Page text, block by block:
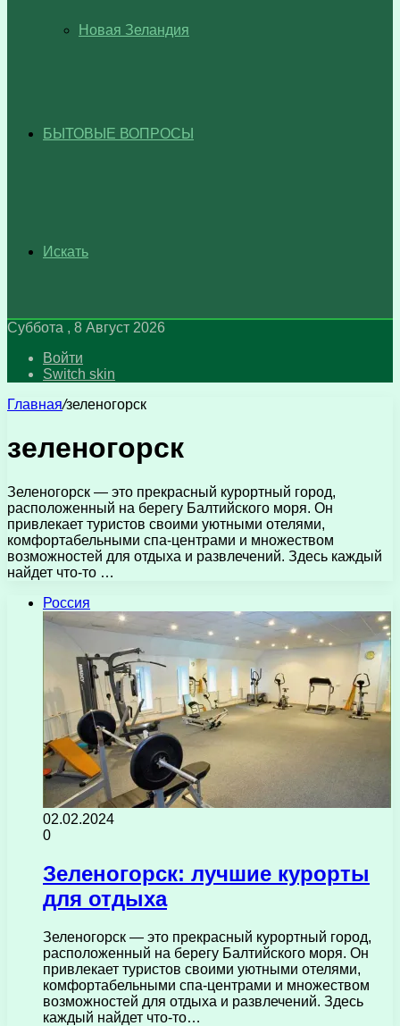
Новая Зеландия
БЫТОВЫЕ ВОПРОСЫ
Искать
Суббота , 8 Август 2026
Войти
Switch skin
Главная/зеленогорск
зеленогорск
Зеленогорск — это прекрасный курортный город,
расположенный на берегу Балтийского моря. Он
привлекает туристов своими уютными отелями,
комфортабельными спа-центрами и множеством
возможностей для отдыха и развлечений. Здесь каждый
найдет что-то …
Россия
02.02.2024
0
Зеленогорск: лучшие курорты
для отдыха
Зеленогорск — это прекрасный курортный город,
расположенный на берегу Балтийского моря. Он
привлекает туристов своими уютными отелями,
комфортабельными спа-центрами и множеством
возможностей для отдыха и развлечений. Здесь
каждый найдет что-то…